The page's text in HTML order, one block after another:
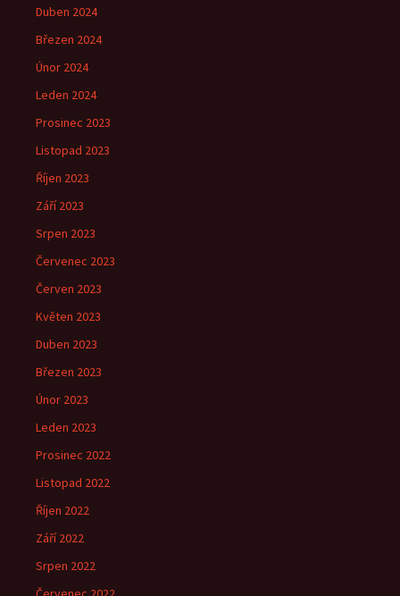
Duben 2024
Březen 2024
Únor 2024
Leden 2024
Prosinec 2023
Listopad 2023
Říjen 2023
Září 2023
Srpen 2023
Červenec 2023
Červen 2023
Květen 2023
Duben 2023
Březen 2023
Únor 2023
Leden 2023
Prosinec 2022
Listopad 2022
Říjen 2022
Září 2022
Srpen 2022